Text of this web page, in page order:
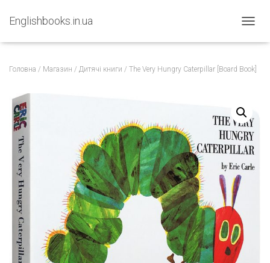
Englishbooks.in.ua
Головна / Магазин / Дитячі книги / The Very Hungry Caterpillar [Board Book]